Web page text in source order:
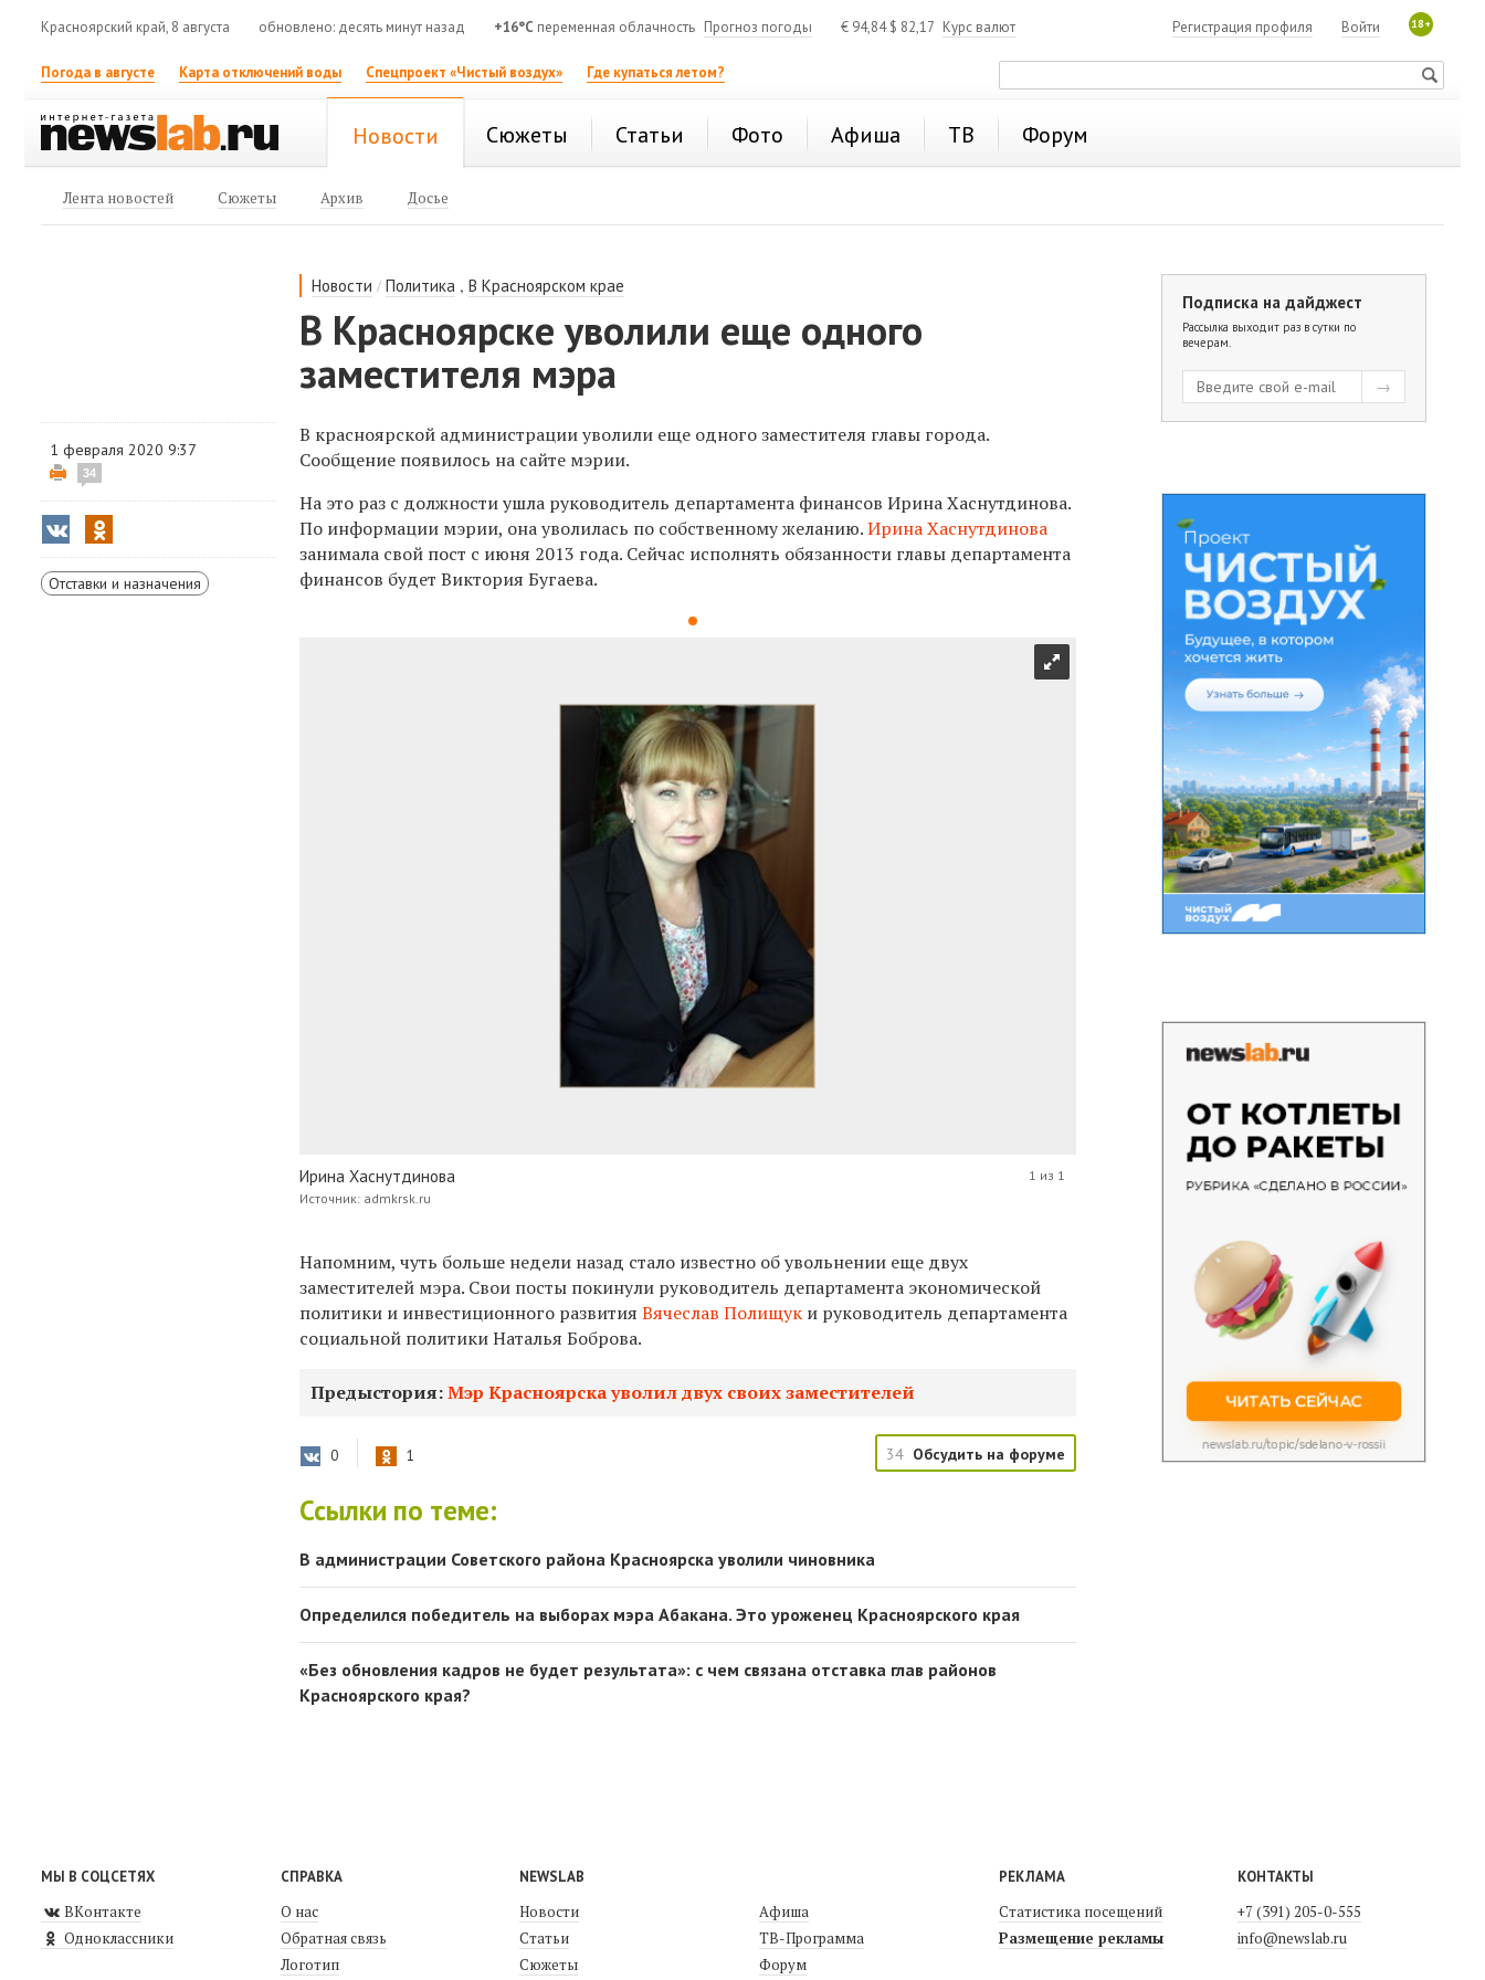
Красноярский край, 8 августа обновлено: десять минут назад +16°C переменная облачность Прогноз погоды € 94,84$ 82,17 Курс валют 18+
Войти
Регистрация профиля
Погода в августе Карта отключений воды Спецпроект «Чистый воздух» Где купаться летом?
Новости Сюжеты Статьи Фото Афиша ТВ Форум
Лента новостей Сюжеты Архив Досье
Новости /Политика ,В Красноярском крае
В Красноярске уволили еще одного
заместителя мэра
1 февраля 2020 9:37
34
Отставки и назначения
В красноярской администрации уволили еще одного заместителя главы города.
Сообщение появилось на сайте мэрии.
На это раз с должности ушла руководитель департамента финансов Ирина Хаснутдинова.
По информации мэрии, она уволилась по собственному желанию.Ирина Хаснутдинова
занимала свой пост с июня 2013 года. Сейчас исполнять обязанности главы департамента
финансов будет Виктория Бугаева.
Ирина Хаснутдинова
Источник: admkrsk.ru
1 из 1
Напомним, чуть больше недели назад стало известно об увольнении еще двух
заместителей мэра. Свои посты покинули руководитель департамента экономической
политики и инвестиционного развитияВячеслав Полищук и руководитель департамента
социальной политики Наталья Боброва.
Предыстория:Мэр Красноярска уволил двух своих заместителей
0 1 34 Обсудить на форуме
Ссылки по теме:
В администрации Советского района Красноярска уволили чиновника
Определился победитель на выборах мэра Абакана. Это уроженец Красноярского края
«Без обновления кадров не будет результата»: с чем связана отставка глав районов
Красноярского края?
Подписка на дайджест
Рассылка выходит раз в сутки по
вечерам.
МЫ В СОЦСЕТЯХ
ВКонтакте
Одноклассники
СПРАВКА
О нас
Обратная связь
Логотип
NEWSLAB
Новости
Статьи
Сюжеты
Афиша
ТВ-Программа
Форум
РЕКЛАМА
Статистика посещений
Размещение рекламы
КОНТАКТЫ
+7 (391) 205-0-555
info@newslab.ru